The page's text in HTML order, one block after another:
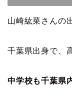
山崎紘菜さんの
千葉県出身で、
中学校も千葉県